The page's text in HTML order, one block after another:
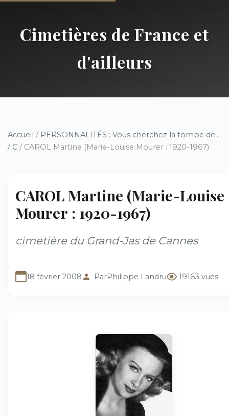
Cimetières de France et
d'ailleurs
Accueil / PERSONNALITÉS : Vous cherchez la tombe de...
/ C / CAROL Martine (Marie-Louise Mourer : 1920-1967)
CAROL Martine (Marie-Louise
Mourer : 1920-1967)
cimetière du Grand-Jas de Cannes
18 février 2008 ParPhilippe Landru 19163 vues